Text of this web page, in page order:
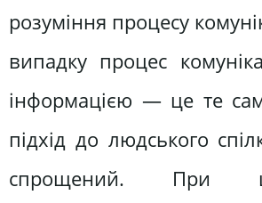
розуміння процесу
випадку процес
інформацією — це те
підхід до людського
спрощений. При